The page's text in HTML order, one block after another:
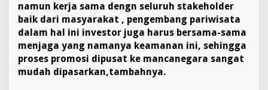
namun kerja sama dengn seluruh stakeholder
baik dari masyarakat , pengembang pariwisata
dalam hal ini investor juga harus bersama-sama
menjaga yang namanya keamanan ini, sehingga
proses promosi dipusat ke mancanegara sangat
mudah dipasarkan,tambahnya.